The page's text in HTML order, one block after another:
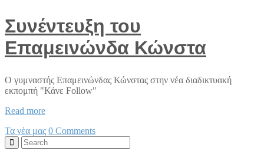
Συνέντευξη του
Επαμεινώνδα Κώνστα
Ο γυμναστής Επαμεινώνδας Κώνστας στην νέα διαδικτυακή
εκπομπή "Κάνε Follow"
Read moreΣυνέντευξη
Επαμεινώνδα
Κώνστα
Τα νέα μας 0 Comments
Search
for: